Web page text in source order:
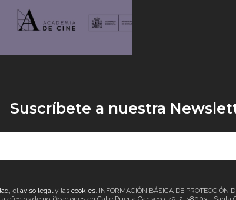
Suscríbete a nuestra
, elaviso legaly las cookies. INFORMACIÓN BÁSICA DE